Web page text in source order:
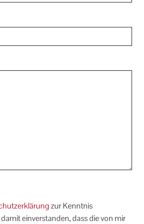
zur Kenntnis
einverstanden, dass die von mir